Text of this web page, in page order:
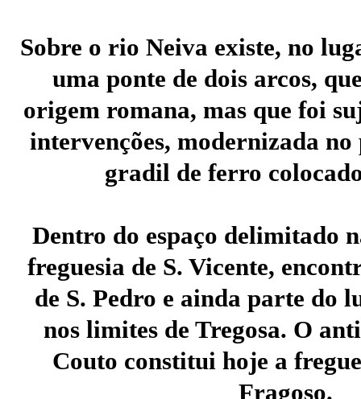
Sobre o rio Neiva existe, no
uma ponte de dois arcos,
origem romana, mas que foi
intervenções, modernizada
gradil de ferro
Dentro do espaço delimitado
freguesia de S. Vicente,
de S. Pedro e ainda parte do
nos limites de Tregosa. O
Couto constitui hoje a
Fragoso.